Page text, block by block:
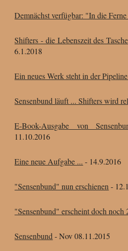
Demnächst verfügbar: "In die
Shifters - die Lebenszeit des
6.1.2018
Ein neues Werk steht in der
Sensenbund läuft ... Shifters wird
E-Book-Ausgabe von
11.10.2016
Eine neue Aufgabe ... - 14.9.2016
"Sensenbund" nun erschienen - 12
"Sensenbund" erscheint doch noch
Sensenbund - Nov 08.11.2015